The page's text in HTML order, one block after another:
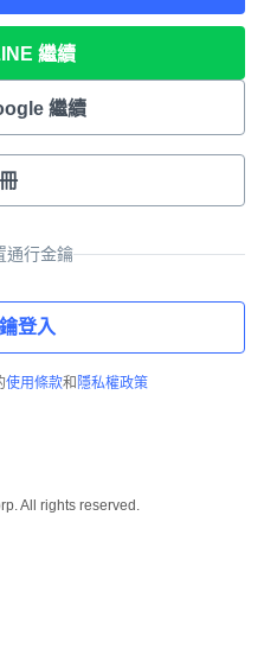
繼續
繼續
通行金鑰
登入
使用條款和 隱私權政策
All rights reserved.